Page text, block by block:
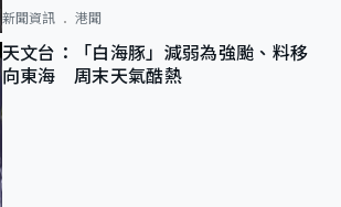
新聞資訊 港聞
天文台：「白海豚」減弱為強颱、料移
向東海 周末天氣酷熱